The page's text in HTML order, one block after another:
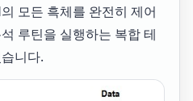
모든 흑체를 완전히 제어
루틴을 실행하는 복합 테
니다.